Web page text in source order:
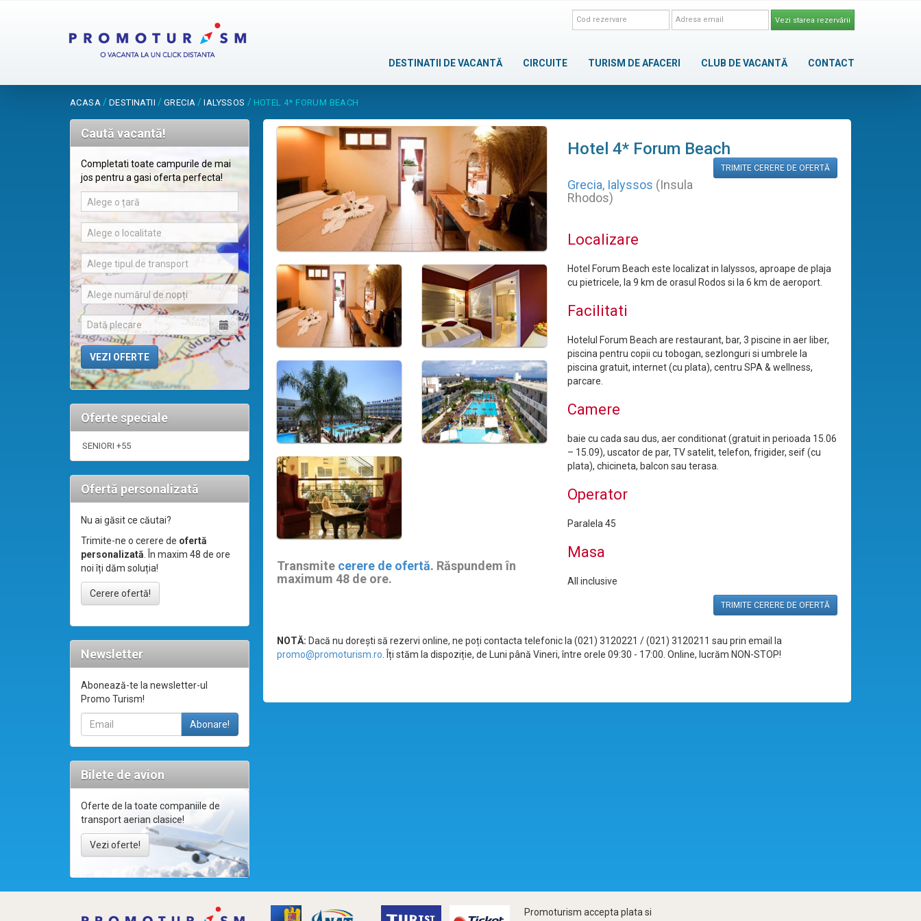
Vezi starea rezervării
DESTINATII DE VACANTĂ CIRCUITE TURISM DE AFACERI CLUB DE VACANTĂ CONTACT
ACASA / DESTINATII / GRECIA /IALYSSOS / HOTEL 4* FORUM BEACH
Caută vacantă!
Completati toate campurile de mai
jos pentru a gasi oferta perfecta!
Alege o țară
Alege o localitate
Alege tipul de transport
Alege numărul de nopți
Oferte speciale
SENIORI +55
Ofertă personalizată
Nu ai găsit ce căutai?
Trimite-ne o cerere de ofertă
personalizată. În maxim 48 de ore
noi îți dăm soluția!
Cerere ofertă!
Newsletter
Abonează-te la newsletter-ul
Promo Turism!
Bilete de avion
Oferte de la toate companiile de
transport aerian clasice!
Vezi oferte!
Transmite cerere de ofertă. Răspundem în
maximum 48 de ore.
Hotel 4* Forum Beach
TRIMITE CERERE DE OFERTĂ
Grecia, Ialyssos (Insula
Rhodos)
Localizare
Hotel Forum Beach este localizat in Ialyssos, aproape de plaja
cu pietricele, la 9 km de orasul Rodos si la 6 km de aeroport.
Facilitati
Hotelul Forum Beach are restaurant, bar, 3 piscine in aer liber,
piscina pentru copii cu tobogan, sezlonguri si umbrele la
piscina gratuit, internet (cu plata), centru SPA & wellness,
parcare.
Camere
baie cu cada sau dus, aer conditionat (gratuit in perioada 15.06
– 15.09), uscator de par, TV satelit, telefon, frigider, seif (cu
plata), chicineta, balcon sau terasa.
Operator
Paralela 45
Masa
All inclusive
TRIMITE CERERE DE OFERTĂ
NOTĂ: Dacă nu dorești să rezervi online, ne poți contacta telefonic la (021) 3120221 / (021) 3120211 sau prin email la
promo@promoturism.ro. Îți stăm la dispoziție, de Luni până Vineri, între orele 09:30 - 17:00. Online, lucrăm NON-STOP!
Promoturism accepta plata si